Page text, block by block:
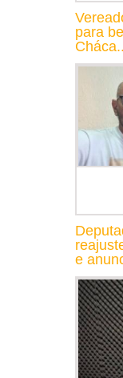
para
e